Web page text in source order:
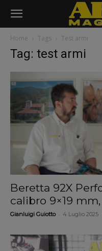
Home Tags Test armi
Tag: test armi
Beretta 92X
calibro 9×19 mm,
Gianluigi Guiotto 4 Luglio 2025